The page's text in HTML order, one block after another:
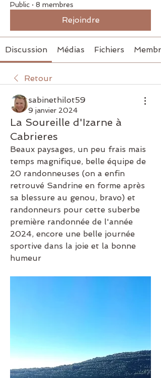
Public · 8 membres
Rejoindre
Discussion Médias Fichiers
Retour
sabinethilot59
9 janvier 2024
La Soureille d'Izarne à
Cabrieres
Beaux paysages, un peu frais mais
temps magnifique, belle équipe de
20 randonneuses (on a enfin
retrouvé Sandrine en forme après
sa blessure au genou, bravo) et
randonneurs pour cette suberbe
première randonnée de l'année
2024, encore une belle journée
sportive dans la joie et la bonne
humeur